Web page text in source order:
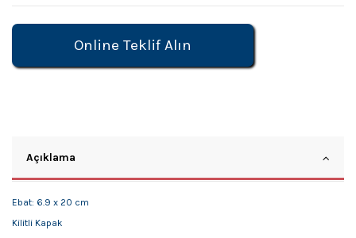
Online Teklif Alın
Açıklama
Ebat: 6.9 x 20 cm
Kilitli Kapak